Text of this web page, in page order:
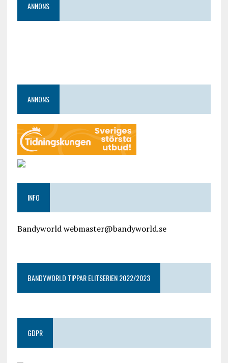
ANNONS
ANNONS
INFO
Bandyworld webmaster@bandyworld.se
BANDYWORLD TIPPAR ELITSERIEN 2022/2023
GDPR